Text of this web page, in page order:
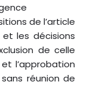
de l’article
les décisions
de celle
et l’approbation
réunion de